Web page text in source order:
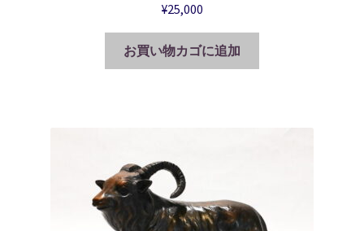
¥25,000
お買い物カゴに追加